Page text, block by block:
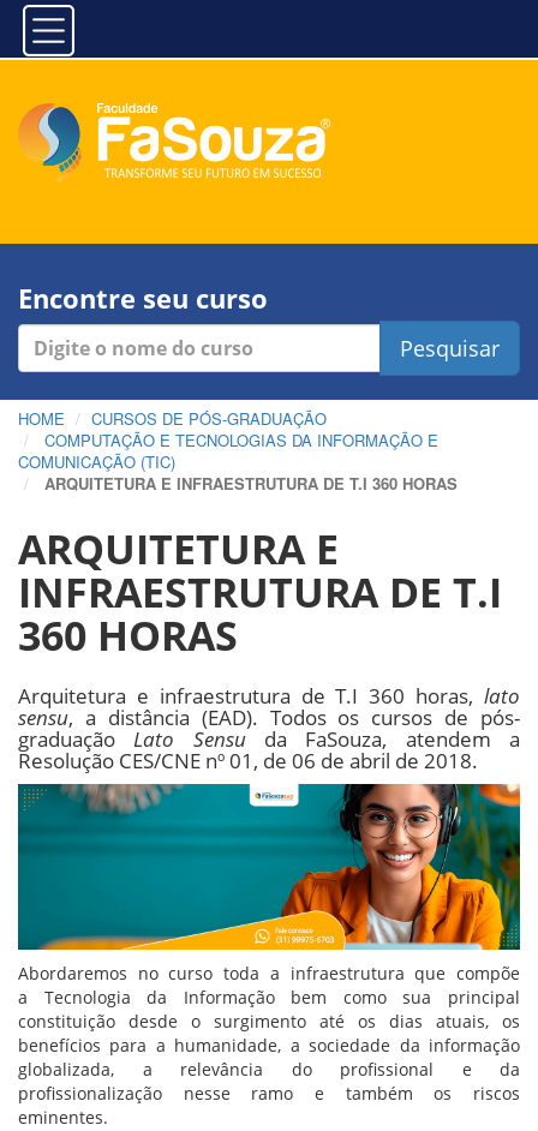
Encontre seu curso
Pesquisar
HOME
CURSOS DE PÓS-GRADUAÇÃO
COMPUTAÇÃO E TECNOLOGIAS DA INFORMAÇÃO E
COMUNICAÇÃO (TIC)
ARQUITETURA E INFRAESTRUTURA DE T.I 360 HORAS
ARQUITETURA E
INFRAESTRUTURA DE T.I
360 HORAS
Arquitetura e infraestrutura de T.I 360 horas, lato
sensu, a distância (EAD). Todos os cursos de pós-
graduaçãoLato Sensuda FaSouza, atendem a
Resolução CES/CNE nº 01, de 06 de abril de 2018.
Abordaremos no curso toda a infraestrutura que compõe
a Tecnologia da Informação bem como sua principal
constituição desde o surgimento até os dias atuais, os
benefícios para a humanidade, a sociedade da informação
globalizada, a relevância do profissional e da
profissionalização nesse ramo e também os riscos
eminentes.